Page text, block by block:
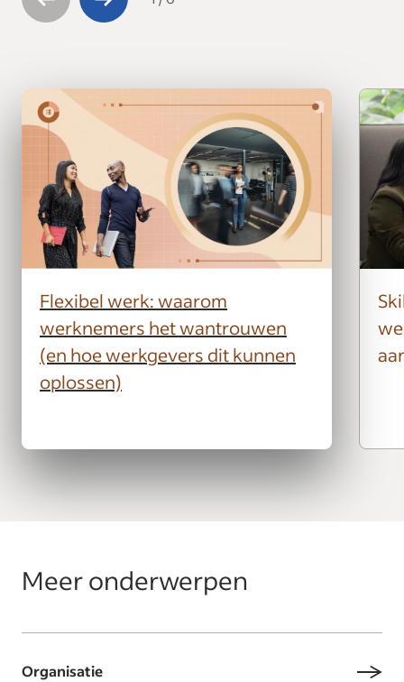
Flexibel werk: waarom
werknemers het wantrouwen
(en hoe werkgevers dit kunnen
oplossen)
Meer onderwerpen
Organisatie